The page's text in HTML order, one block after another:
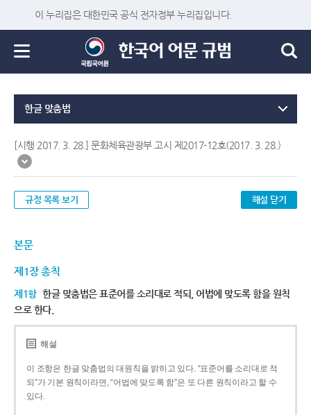
이 누리집은 대한민국 공식 전자정부 누리집입니다.
한글 맞춤법
[시행 2017. 3. 28.] 문화체육관광부 고시 제2017-12호(2017. 3. 28.)
규정 목록 보기 해설 닫기
본문
제1장 총칙
제1항 한글 맞춤법은 표준어를 소리대로 적되, 어법에 맞도록 함을 원칙
으로 한다.
해설
이 조항은 한글 맞춤법의 대원칙을 밝히고 있다. “표준어를 소리대로 적
되”가 기본 원칙이라면, “어법에 맞도록 함”은 또 다른 원칙이라고 할 수
있다.